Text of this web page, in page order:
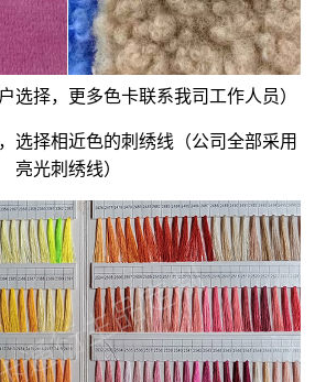
选择，更多色卡联系我司工作人员）
选择相近色的刺绣线（公司全部采用
亮光刺绣线）